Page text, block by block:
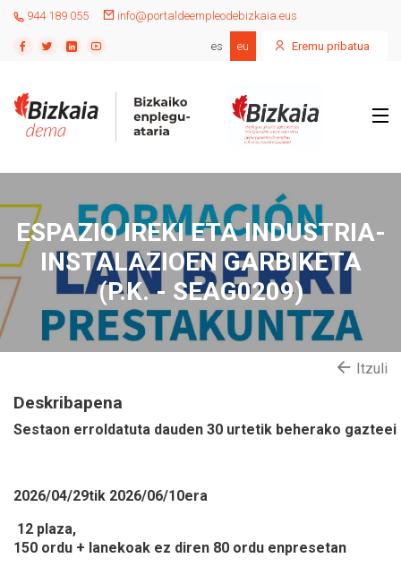
944 189 055 info@portaldeempleodebizkaia.eus
es eu Eremu pribatua
ESPAZIO IREKI ETA INDUSTRIA-
INSTALAZIOEN GARBIKETA
(P.K. - SEAG0209)
Itzuli
Deskribapena
Sestaon erroldatuta dauden 30 urtetik beherako
2026/04/29tik 2026/06/10era
12 plaza,
150 ordu + lanekoak ez diren 80 ordu enpresetan